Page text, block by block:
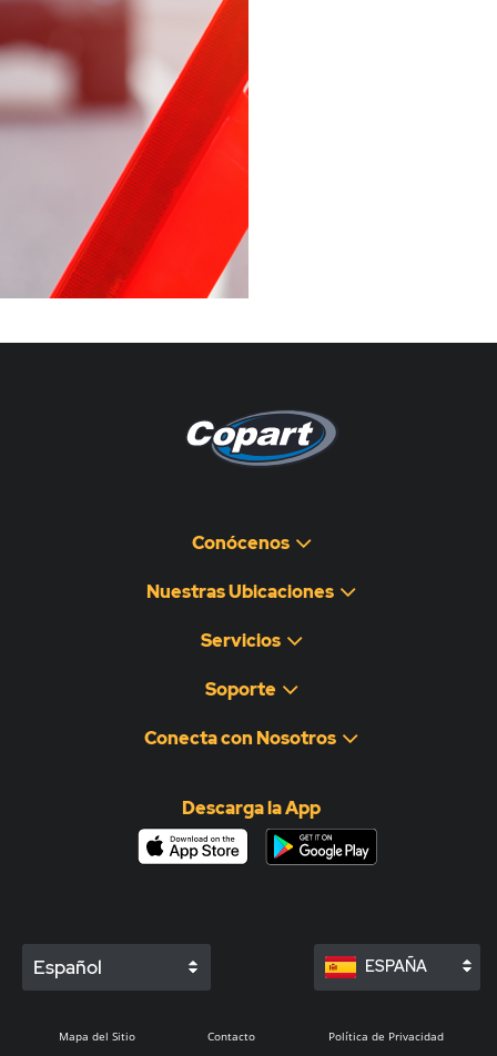
このページは現在利用できま
せん
Pagina non disponibile
هذه الصفحة غير متوفرة
Conócenos
Nuestras Ubicaciones
Servicios
Soporte
Conecta con Nosotros
Descarga la App
Español ESPAÑA
Mapa del Sitio Contacto Política de Privacidad